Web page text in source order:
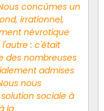
concûmes un
irrationnel,
névrotique
: c'était
des nombreuses
admises
nous
sociale à
la